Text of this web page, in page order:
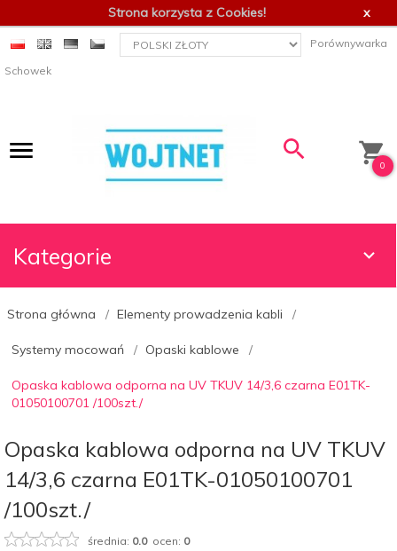
Strona korzysta z Cookies! x
currency_h Porównywarka
Schowek
0
Kategorie
Strona główna Elementy prowadzenia kabli
Systemy mocowań Opaski kablowe
Opaska kablowa odporna na UV TKUV 14/3,6 czarna E01TK-
01050100701 /100szt./
Opaska kablowa odporna na UV TKUV
14/3,6 czarna E01TK-01050100701
/100szt./
średnia: 0.0ocen: 0